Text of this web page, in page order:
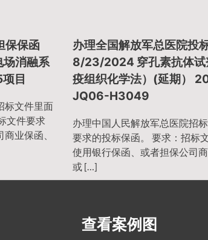
保保函
消融系
目
标文件里面
文件要求
业保函、
办理全国解放军总医院投
8/23/2024 穿孔素抗体试
疫组织化学法）(延期）
JQ06-H3049
办理中国人民解放军总医院招
要求的投标保函。 要求：招标
使用银行保函、或者担保公司商
或 […]
查看案例图